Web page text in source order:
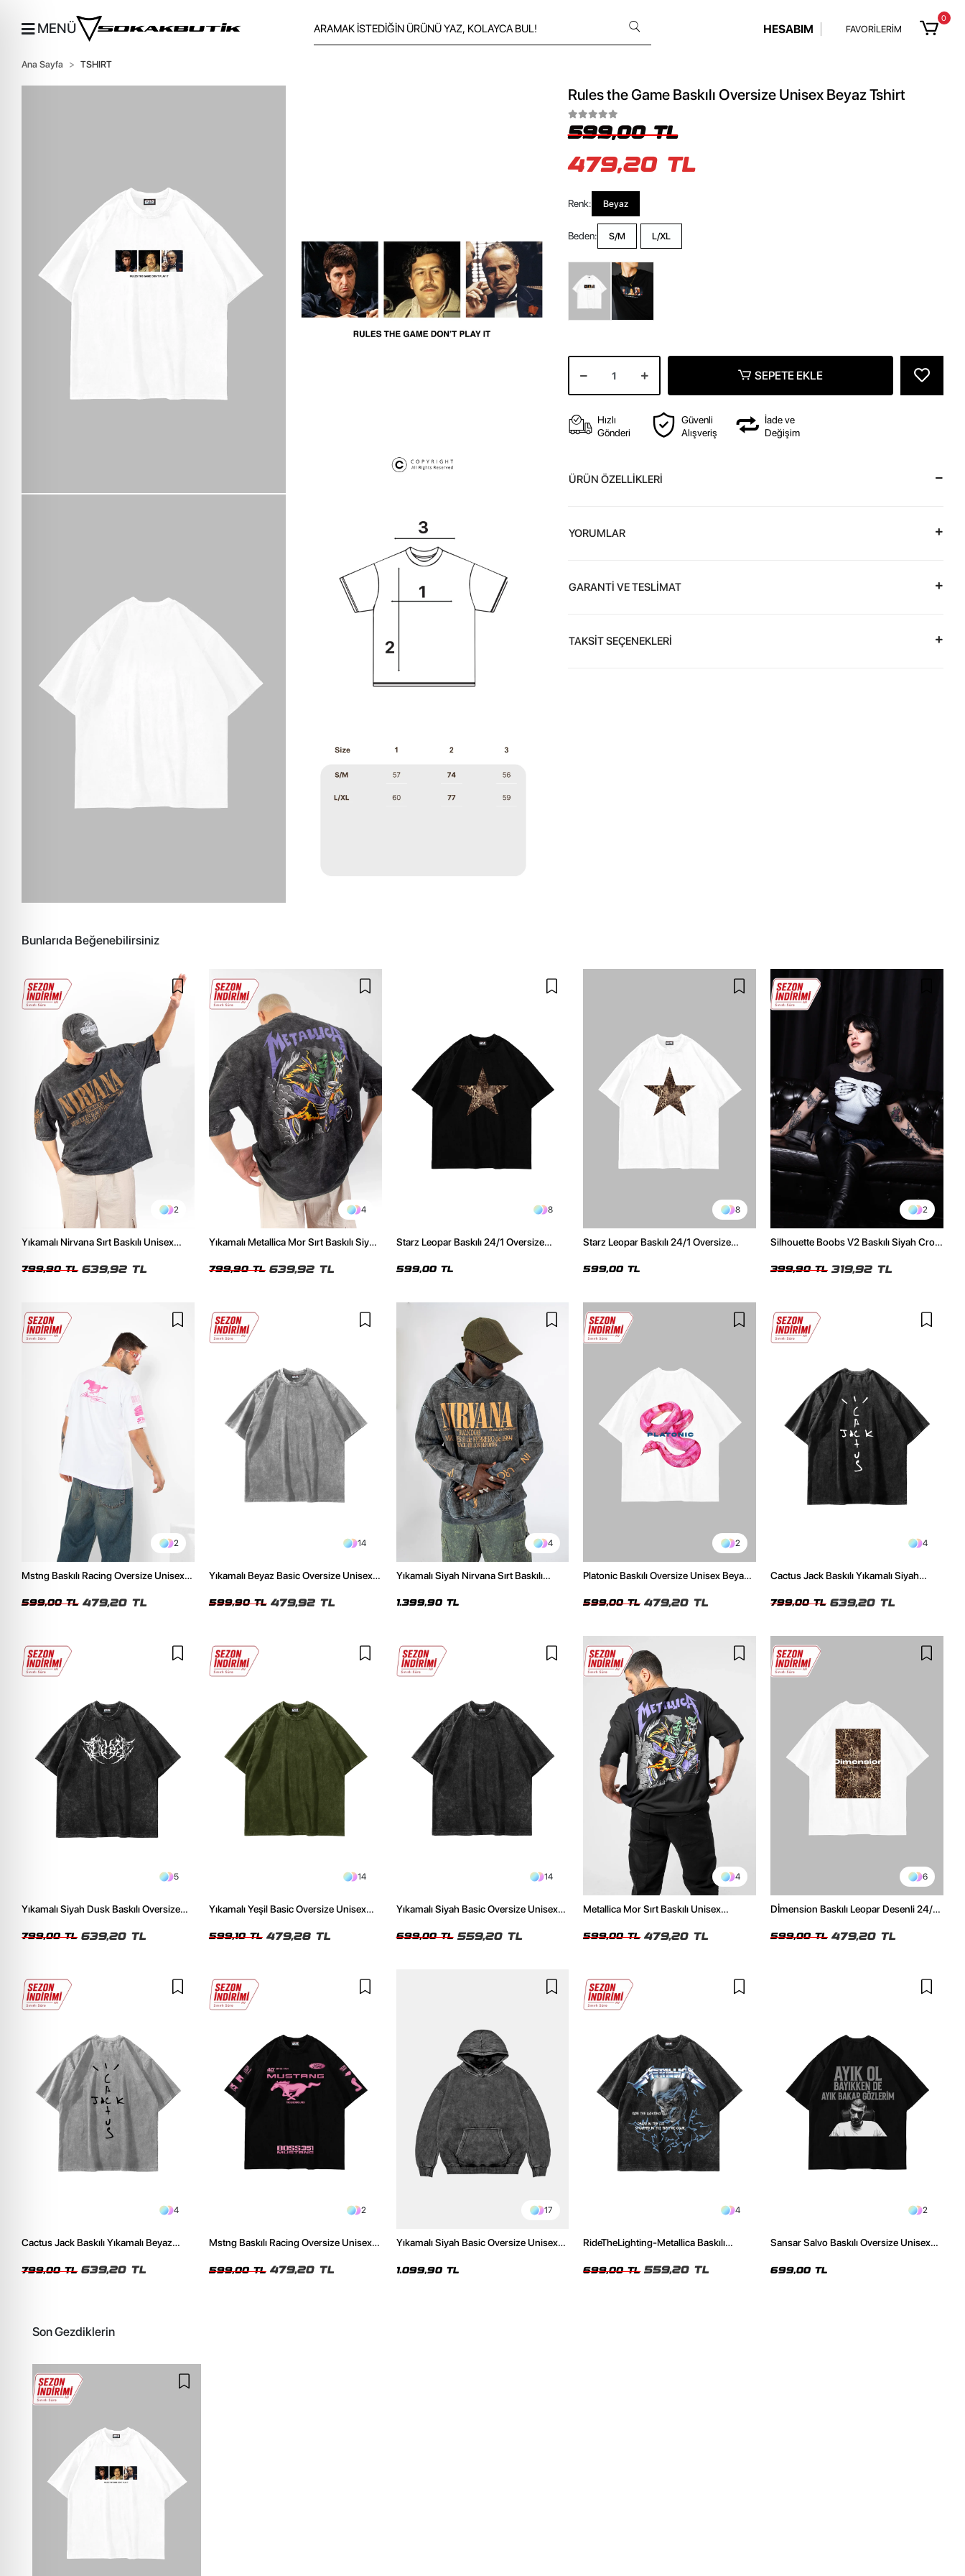
MENÜ HESABIM FAVORİLERİM
0
Ana Sayfa TSHIRT
Rules the Game Baskılı Oversize Unisex Beyaz Tshirt
599,00 TL
479,20 TL
Renk: Beyaz
Beden: S/M L/XL
SEPETE EKLE
Hızlı
Gönderi
Güvenli
Alışveriş
İade ve
Değişim
ÜRÜN ÖZELLİKLERİ
YORUMLAR
GARANTİ VE TESLİMAT
TAKSİT SEÇENEKLERİ
Bunlarıda Beğenebilirsiniz
2
Yıkamalı Nirvana Sırt Baskılı Unisex
799,90 TL 639,92 TL
4
Yıkamalı Metallica Mor Sırt Baskılı Siyah
799,90 TL 639,92 TL
8
Starz Leopar Baskılı 24/1 Oversize
599,00 TL
8
Starz Leopar Baskılı 24/1 Oversize
599,00 TL
2
Silhouette Boobs V2 Baskılı Siyah Crop
399,90 TL 319,92 TL
2
Mstng Baskılı Racing Oversize Unisex
599,00 TL 479,20 TL
14
Yıkamalı Beyaz Basic Oversize Unisex
599,90 TL 479,92 TL
4
Yıkamalı Siyah Nirvana Sırt Baskılı
1.399,90 TL
2
Platonic Baskılı Oversize Unisex Beyaz
599,00 TL 479,20 TL
4
Cactus Jack Baskılı Yıkamalı Siyah
799,00 TL 639,20 TL
5
Yıkamalı Siyah Dusk Baskılı Oversize
799,00 TL 639,20 TL
14
Yıkamalı Yeşil Basic Oversize Unisex
599,10 TL 479,28 TL
14
Yıkamalı Siyah Basic Oversize Unisex
699,00 TL 559,20 TL
4
Metallica Mor Sırt Baskılı Unisex
599,00 TL 479,20 TL
6
Dİmension Baskılı Leopar Desenli 24/1
599,00 TL 479,20 TL
4
Cactus Jack Baskılı Yıkamalı Beyaz
799,00 TL 639,20 TL
2
Mstng Baskılı Racing Oversize Unisex
599,00 TL 479,20 TL
17
Yıkamalı Siyah Basic Oversize Unisex
1.099,90 TL
4
RideTheLighting-Metallica Baskılı
699,00 TL 559,20 TL
2
Sansar Salvo Baskılı Oversize Unisex
699,00 TL
Son Gezdiklerin